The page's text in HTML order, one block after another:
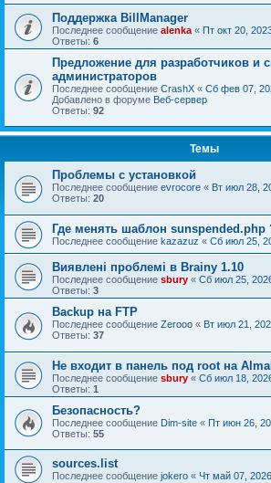
Поддержка BillManager
Последнее сообщение alenka « Пт окт 20,
Ответы: 6
Предложение для разработчиков и
администраторов
Последнее сообщение CrashX « Сб фев 07,
Добавлено в форуме Веб-сервер
Ответы: 92
Темы
Проблемы с установкой
Последнее сообщение evrocore « Вт июл 28,
Ответы: 20
Где менять шаблон sunspended.php
Последнее сообщение kazazuz « Сб июл 25,
Виявлені проблемі в Brainy 1.10
Последнее сообщение sbury « Сб июл 25,
Ответы: 3
Backup на FTP
Последнее сообщение Zerooo « Вт июл 21,
Ответы: 37
Не входит в панель под root на
Последнее сообщение sbury « Сб июл 18,
Ответы: 1
Безопасность?
Последнее сообщение Dim-site « Пт июн 26,
Ответы: 55
sources.list
Последнее сообщение jokero « Чт май 07,